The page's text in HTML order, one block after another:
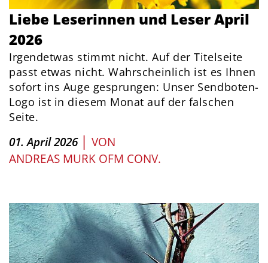
Liebe Leserinnen und Leser April
2026
Irgendetwas stimmt nicht. Auf der Titelseite
passt etwas nicht. Wahrscheinlich ist es Ihnen
sofort ins Auge gesprungen: Unser Sendboten-
Logo ist in diesem Monat auf der falschen
Seite.
01. April 2026 | VON
ANDREAS MURK OFM CONV.